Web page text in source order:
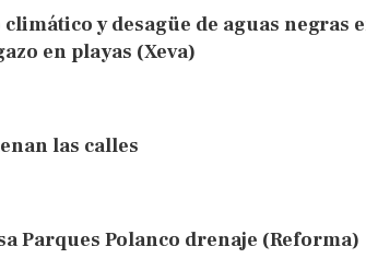
y desagüe de aguas negras
en playas (Xeva)
las calles
Parques Polanco drenaje (Reforma)